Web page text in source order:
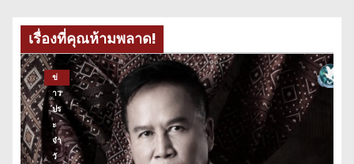
เรื่องที่คุณห้ามพลาด!
ข่
าว
ปร
ะ
จำ
วั